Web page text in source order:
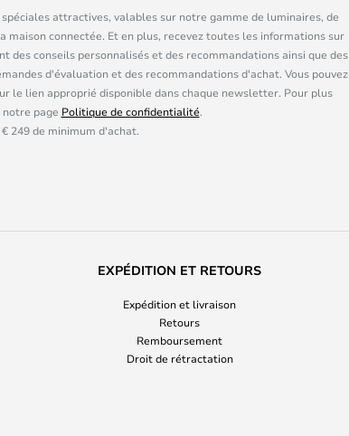
attractives, valables sur notre gamme de luminaires, de
connectée. Et en plus, recevez toutes les informations sur
conseils personnalisés et des recommandations ainsi que des
d'évaluation et des recommandations d'achat. Vous pouvez
le lien approprié disponible dans chaque newsletter. Pour plus
page Politique de confidentialité.
249 de minimum d'achat.
EXPÉDITION ET RETOURS
Expédition et livraison
Retours
Remboursement
Droit de rétractation